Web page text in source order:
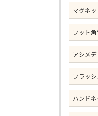
マグネ
フット
アシメ
フラッ
ハンド